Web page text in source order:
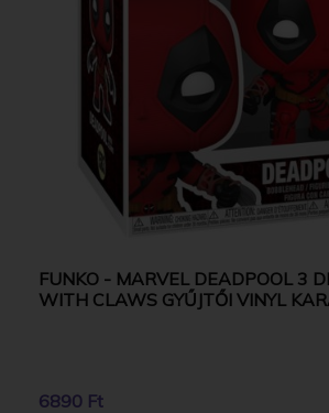
FUNKO - MARVEL DEADPOOL 3
WITH CLAWS GYŰJTŐI VINYL
6890 Ft